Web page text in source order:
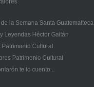
la Semana Santa Guatemalteca
Leyendas Héctor Gaitán
Cultural
Patrimonio Cultural
te lo cuento...